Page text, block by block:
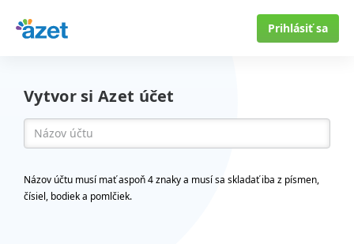
Prihlásiť sa
Vytvor si Azet účet
Názov účtu musí mať aspoň 4 znaky a musí sa skladať iba z písmen,
čísiel, bodiek a pomlčiek.